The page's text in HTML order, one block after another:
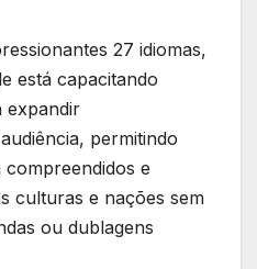
27 idiomas,
está capacitando
expandir
permitindo
compreendidos e
culturas e nações sem
ou dublagens